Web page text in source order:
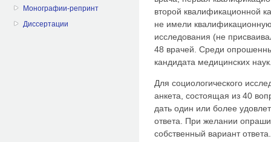
Монографии-репринт
Диссертации
второй квалификационной
не имели
исследования (не
48 врачей. Среди
кандидата медицинских
Для социологического
анкета, состоящая из 40
дать один или более
ответа. При желании
собственный вариант ответа.